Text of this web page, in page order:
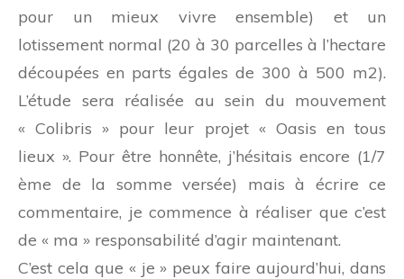
pour un mieux vivre ensemble) et un
lotissement normal (20 à 30 parcelles à l’hectare
découpées en parts égales de 300 à 500 m2).
L’étude sera réalisée au sein du mouvement
« Colibris » pour leur projet « Oasis en tous
lieux ». Pour être honnête, j’hésitais encore (1/7
ème de la somme versée) mais à écrire ce
commentaire, je commence à réaliser que c’est
de « ma » responsabilité d’agir maintenant.
C’est cela que « je » peux faire aujourd’hui, dans